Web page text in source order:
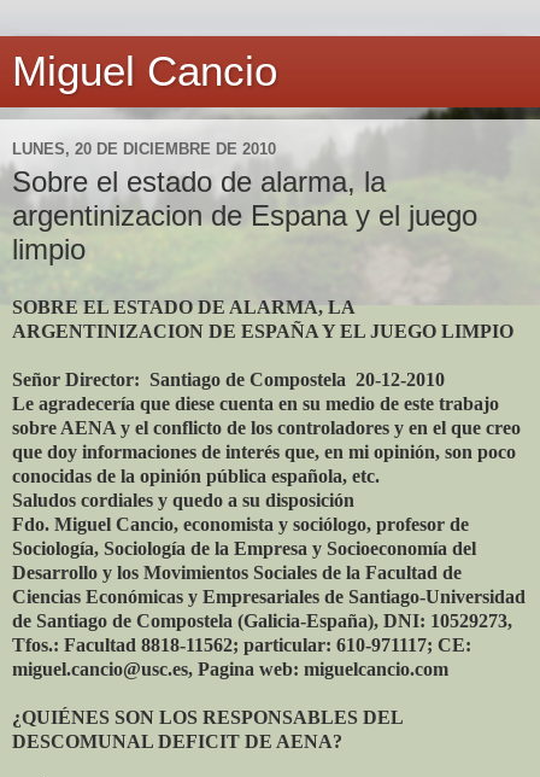
Miguel Cancio
LUNES, 20 DE DICIEMBRE DE 2010
Sobre el estado de alarma, la
argentinizacion de Espana y el juego
limpio
SOBRE EL ESTADO DE ALARMA, LA
ARGENTINIZACION DE ESPAÑA Y EL JUEGO LIMPIO
Señor Director: Santiago de Compostela 20-12-2010
Le agradecería que diese cuenta en su medio de este trabajo
sobre AENA y el conflicto de los controladores y en el que creo
que doy informaciones de interés que, en mi opinión, son poco
conocidas de la opinión pública española, etc.
Saludos cordiales y quedo a su disposición
Fdo. Miguel Cancio, economista y sociólogo, profesor de
Sociología, Sociología de la Empresa y Socioeconomía del
Desarrollo y los Movimientos Sociales de la Facultad de
Ciencias Económicas y Empresariales de Santiago-Universidad
de Santiago de Compostela (Galicia-España), DNI: 10529273,
Tfos.: Facultad 8818-11562; particular: 610-971117; CE:
miguel.cancio@usc.es, Pagina web: miguelcancio.com
¿QUIÉNES SON LOS RESPONSABLES DEL
DESCOMUNAL DEFICIT DE AENA?